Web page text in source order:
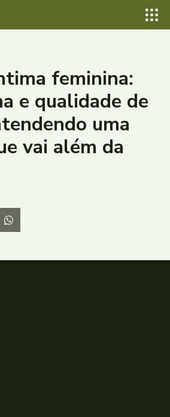
feminina:
e qualidade de
uma
vai além da